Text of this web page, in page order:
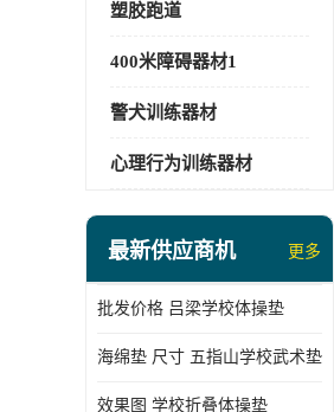
塑胶跑道
400米障碍器材1
警犬训练器材
心理行为训练器材
最新供应商机 更多
批发价格 吕梁学校体操垫
海绵垫 尺寸 五指山学校武术垫
效果图 学校折叠体操垫